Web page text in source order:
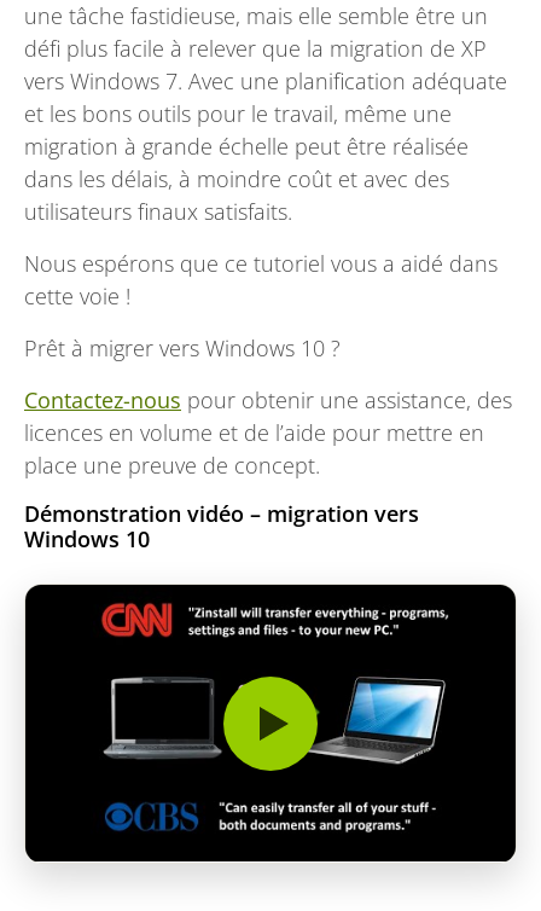
une tâche fastidieuse, mais elle semble être un
défi plus facile à relever que la migration de XP
vers Windows 7. Avec une planification adéquate
et les bons outils pour le travail, même une
migration à grande échelle peut être réalisée
dans les délais, à moindre coût et avec des
utilisateurs finaux satisfaits.
Nous espérons que ce tutoriel vous a aidé dans
cette voie !
Prêt à migrer vers Windows 10 ?
Contactez-nous pour obtenir une assistance, des
licences en volume et de l’aide pour mettre en
place une preuve de concept.
Démonstration vidéo – migration vers
Windows 10